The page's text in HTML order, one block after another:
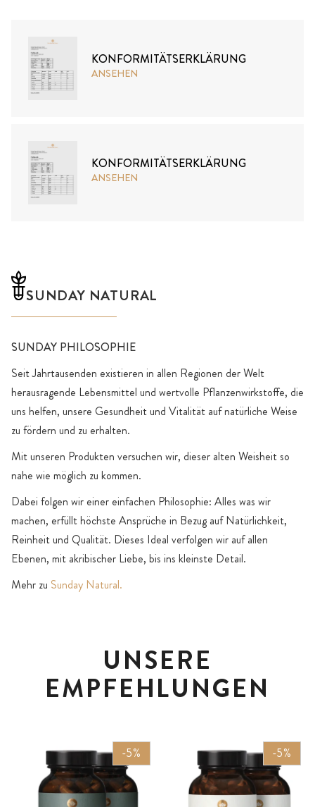
KONFORMITÄTSERKLÄRUNG
ANSEHEN
KONFORMITÄTSERKLÄRUNG
ANSEHEN
SUNDAY NATURAL
SUNDAY PHILOSOPHIE
Seit Jahrtausenden existieren in allen Regionen der Welt
herausragende Lebensmittel und wertvolle Pflanzenwirkstoffe, die
uns helfen, unsere Gesundheit und Vitalität auf natürliche Weise
zu fördern und zu erhalten.
Mit unseren Produkten versuchen wir, dieser alten Weisheit so
nahe wie möglich zu kommen.
Dabei folgen wir einer einfachen Philosophie: Alles was wir
machen, erfüllt höchste Ansprüche in Bezug auf Natürlichkeit,
Reinheit und Qualität. Dieses Ideal verfolgen wir auf allen
Ebenen, mit akribischer Liebe, bis ins kleinste Detail.
Mehr zu Sunday Natural.
UNSERE
EMPFEHLUNGEN
-5% -5%